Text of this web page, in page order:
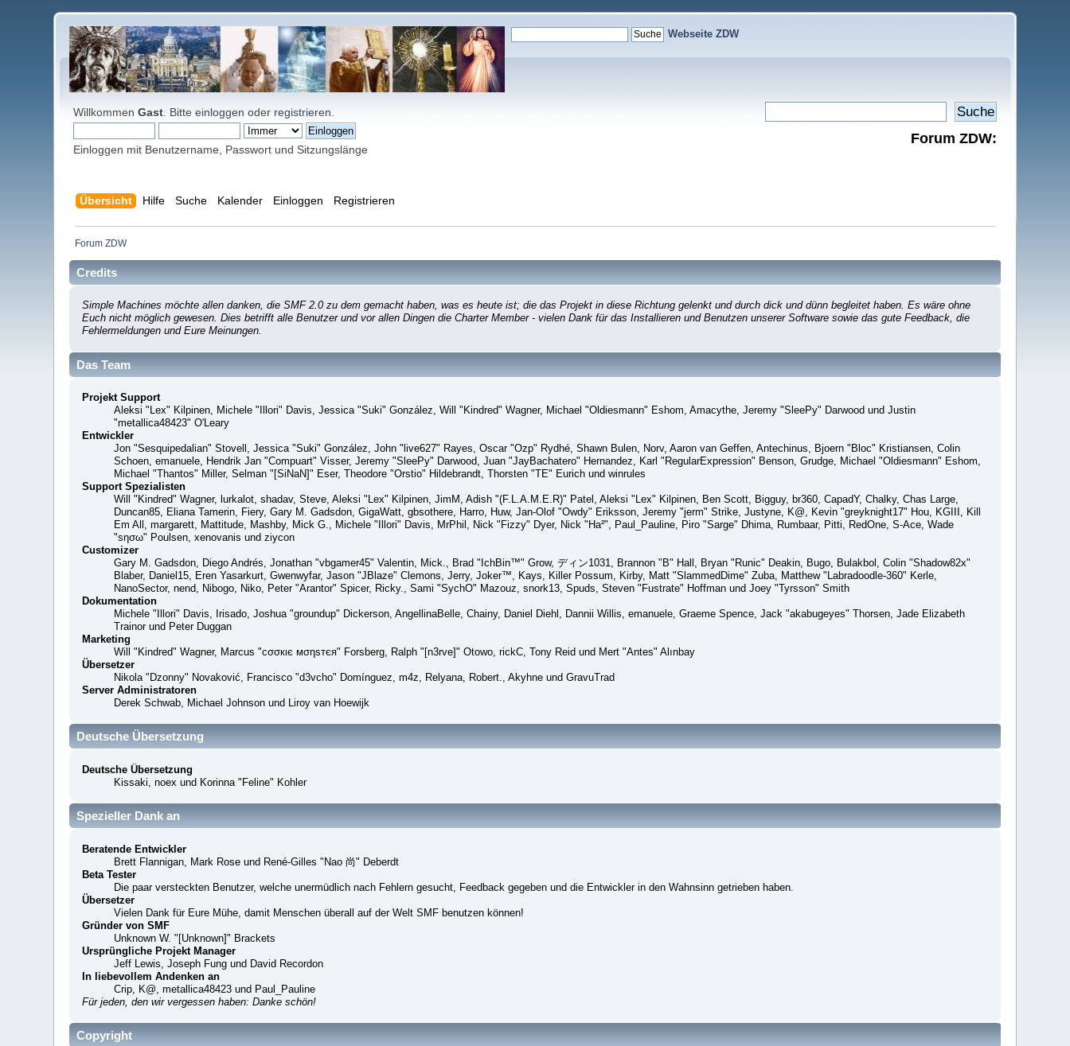
Webseite ZDW
WillkommenGast . Bitteeinloggen oder registrieren
Einloggen mit Benutzername, Passwort und Sitzungslänge
Forum ZDW:
Übersicht Hilfe Suche Kalender Einloggen Registrieren
Forum ZDW
Credits
Simple Machines möchte allen danken, die SMF 2.0 zu dem gemacht haben, was es heute ist; die das Projekt in diese Richtung gelenkt und durch dick und dünn begleitet haben. Es wäre ohne
Euch nicht möglich gewesen. Dies betrifft alle Benutzer und vor allen Dingen die Charter Member - vielen Dank für das Installieren und Benutzen unserer Software sowie das gute Feedback, die
Fehlermeldungen und Eure Meinungen.
Das Team
Projekt Support
Aleksi "Lex" Kilpinen, Michele "Illori" Davis, Jessica "Suki" González, Will "Kindred" Wagner, Michael "Oldiesmann" Eshom, Amacythe, Jeremy "SleePy" Darwood und Justin
"metallica48423" O'Leary
Entwickler
Jon "Sesquipedalian" Stovell, Jessica "Suki" González, John "live627" Rayes, Oscar "Ozp" Rydhé, Shawn Bulen, Norv, Aaron van Geffen, Antechinus, Bjoern "Bloc" Kristiansen, Colin
Schoen, emanuele, Hendrik Jan "Compuart" Visser, Jeremy "SleePy" Darwood, Juan "JayBachatero" Hernandez, Karl "RegularExpression" Benson, Grudge, Michael "Oldiesmann" Eshom,
Michael "Thantos" Miller, Selman "[SiNaN]" Eser, Theodore "Orstio" Hildebrandt, Thorsten "TE" Eurich und winrules
Support Spezialisten
Will "Kindred" Wagner, lurkalot, shadav, Steve, Aleksi "Lex" Kilpinen, JimM, Adish "(F.L.A.M.E.R)" Patel, Aleksi "Lex" Kilpinen, Ben Scott, Bigguy, br360, CapadY, Chalky, Chas Large,
Duncan85, Eliana Tamerin, Fiery, Gary M. Gadsdon, GigaWatt, gbsothere, Harro, Huw, Jan-Olof "Owdy" Eriksson, Jeremy "jerm" Strike, Justyne, K@, Kevin "greyknight17" Hou, KGIII, Kill
Em All, margarett, Mattitude, Mashby, Mick G., Michele "Illori" Davis, MrPhil, Nick "Fizzy" Dyer, Nick "Ha²", Paul_Pauline, Piro "Sarge" Dhima, Rumbaar, Pitti, RedOne, S-Ace, Wade
"sησω" Poulsen, xenovanis und ziycon
Customizer
Gary M. Gadsdon, Diego Andrés, Jonathan "vbgamer45" Valentin, Mick., Brad "IchBin™" Grow, ディン1031, Brannon "B" Hall, Bryan "Runic" Deakin, Bugo, Bulakbol, Colin "Shadow82x"
Blaber, Daniel15, Eren Yasarkurt, Gwenwyfar, Jason "JBlaze" Clemons, Jerry, Joker™, Kays, Killer Possum, Kirby, Matt "SlammedDime" Zuba, Matthew "Labradoodle-360" Kerle,
NanoSector, nend, Nibogo, Niko, Peter "Arantor" Spicer, Ricky., Sami "SychO" Mazouz, snork13, Spuds, Steven "Fustrate" Hoffman und Joey "Tyrsson" Smith
Dokumentation
Michele "Illori" Davis, Irisado, Joshua "groundup" Dickerson, AngellinaBelle, Chainy, Daniel Diehl, Dannii Willis, emanuele, Graeme Spence, Jack "akabugeyes" Thorsen, Jade Elizabeth
Trainor und Peter Duggan
Marketing
Will "Kindred" Wagner, Marcus "cσσкιє мσηѕтєя" Forsberg, Ralph "[n3rve]" Otowo, rickC, Tony Reid und Mert "Antes" Alınbay
Übersetzer
Nikola "Dzonny" Novaković, Francisco "d3vcho" Domínguez, m4z, Relyana, Robert., Akyhne und GravuTrad
Server Administratoren
Derek Schwab, Michael Johnson und Liroy van Hoewijk
Deutsche Übersetzung
Deutsche Übersetzung
Kissaki, noex und Korinna "Feline" Kohler
Spezieller Dank an
Beratende Entwickler
Brett Flannigan, Mark Rose und René-Gilles "Nao 尚" Deberdt
Beta Tester
Die paar versteckten Benutzer, welche unermüdlich nach Fehlern gesucht, Feedback gegeben und die Entwickler in den Wahnsinn getrieben haben.
Übersetzer
Vielen Dank für Eure Mühe, damit Menschen überall auf der Welt SMF benutzen können!
Gründer von SMF
Unknown W. "[Unknown]" Brackets
Ursprüngliche Projekt Manager
Jeff Lewis, Joseph Fung und David Recordon
In liebevollem Andenken an
Crip, K@, metallica48423 und Paul_Pauline
Für jeden, den wir vergessen haben: Danke schön!
Copyright